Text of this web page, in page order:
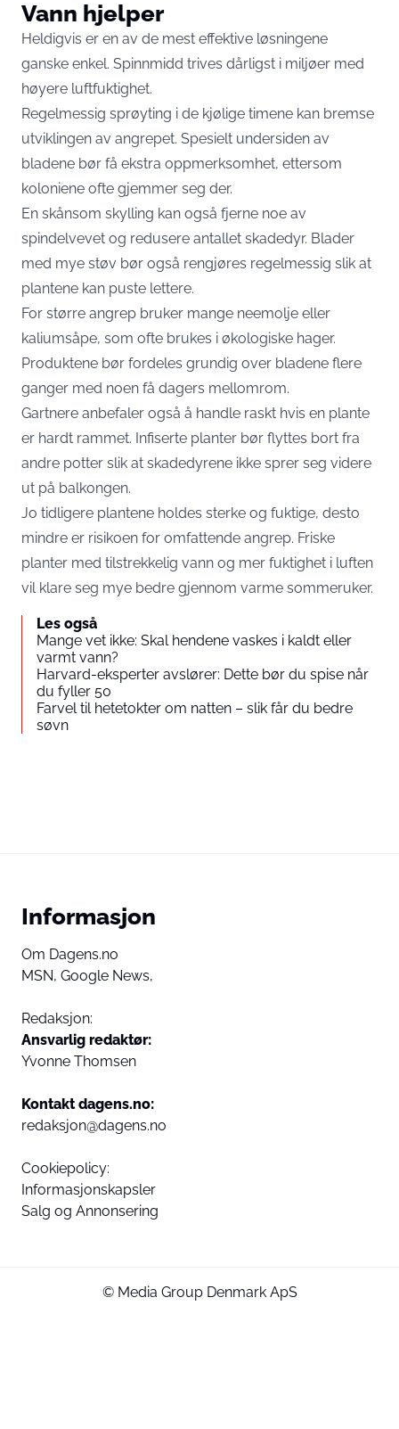
Vann hjelper
Heldigvis er en av de mest effektive løsningene
ganske enkel. Spinnmidd trives dårligst i miljøer med
høyere luftfuktighet.
Regelmessig sprøyting i de kjølige timene kan bremse
utviklingen av angrepet. Spesielt undersiden av
bladene bør få ekstra oppmerksomhet, ettersom
koloniene ofte gjemmer seg der.
En skånsom skylling kan også fjerne noe av
spindelvevet og redusere antallet skadedyr. Blader
med mye støv bør også rengjøres regelmessig slik at
plantene kan puste lettere.
For større angrep bruker mange neemolje eller
kaliumsåpe, som ofte brukes i økologiske hager.
Produktene bør fordeles grundig over bladene flere
ganger med noen få dagers mellomrom.
Gartnere anbefaler også å handle raskt hvis en plante
er hardt rammet. Infiserte planter bør flyttes bort fra
andre potter slik at skadedyrene ikke sprer seg videre
ut på balkongen.
Jo tidligere plantene holdes sterke og fuktige, desto
mindre er risikoen for omfattende angrep. Friske
planter med tilstrekkelig vann og mer fuktighet i luften
vil klare seg mye bedre gjennom varme sommeruker.
Les også
Mange vet ikke: Skal hendene vaskes i kaldt eller
varmt vann?
Harvard-eksperter avslører: Dette bør du spise når
du fyller 50
Farvel til hetetokter om natten – slik får du bedre
søvn
Informasjon
Om Dagens.no
MSN, Google News,
Redaksjon:
Ansvarlig redaktør:
Yvonne Thomsen
Kontakt dagens.no:
redaksjon@dagens.no
Cookiepolicy:
Informasjonskapsler
Salg og Annonsering
© Media Group Denmark ApS